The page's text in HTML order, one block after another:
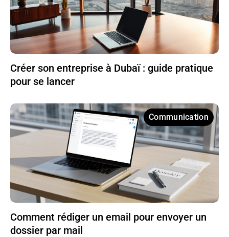
Créer son entreprise à Dubaï : guide pratique
pour se lancer
Communication
Comment rédiger un email pour envoyer un
dossier par mail